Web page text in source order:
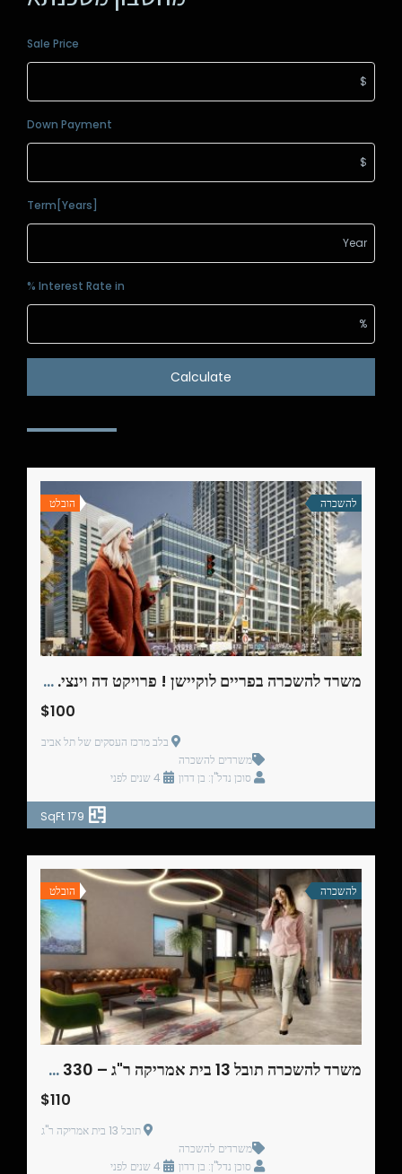
Sale Price
Down Payment
Term[Years]
Interest Rate in %
Calculate
הובלט להשכרה
משרד להשכרה בפריים לוקיישן ! פרויקט דה וינצי. 179 מ"ר
$100
בלב מרכז העסקים של תל אביב
משרדים להשכרה
סוכן נדל"ן: בן דדון
179 SqFt
הובלט להשכרה
משרד להשכרה תובל 13 בית אמריקה ר"ג – 330 מ"ר
$110
תובל 13 בית אמריקה ר"ג
משרדים להשכרה
סוכן נדל"ן: בן דדון